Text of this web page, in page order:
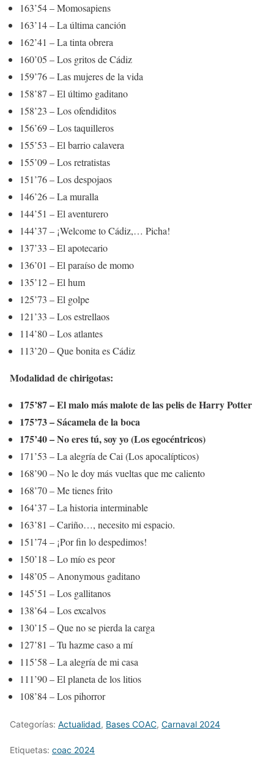
163’54 – Momosapiens
163’14 – La última canción
162’41 – La tinta obrera
160’05 – Los gritos de Cádiz
159’76 – Las mujeres de la vida
158’87 – El último gaditano
158’23 – Los ofendiditos
156’69 – Los taquilleros
155’53 – El barrio calavera
155’09 – Los retratistas
151’76 – Los despojaos
146’26 – La muralla
144’51 – El aventurero
144’37 – ¡Welcome to Cádiz,… Picha!
137’33 – El apotecario
136’01 – El paraíso de momo
135’12 – El hum
125’73 – El golpe
121’33 – Los estrellaos
114’80 – Los atlantes
113’20 – Que bonita es Cádiz
Modalidad de chirigotas:
175’87 – El malo más malote de las pelis de Harry Potter
175’73 – Sácamela de la boca
175’40 – No eres tú, soy yo (Los egocéntricos)
171’53 – La alegría de Cai (Los apocalípticos)
168’90 – No le doy más vueltas que me caliento
168’70 – Me tienes frito
164’37 – La historia interminable
163’81 – Cariño…, necesito mi espacio.
151’74 – ¡Por fin lo despedimos!
150’18 – Lo mío es peor
148’05 – Anonymous gaditano
145’51 – Los gallitanos
138’64 – Los excalvos
130’15 – Que no se pierda la carga
127’81 – Tu hazme caso a mí
115’58 – La alegría de mi casa
111’90 – El planeta de los litios
108’84 – Los pihorror
Categorías: Actualidad, Bases COAC, Carnaval 2024
Etiquetas: coac 2024